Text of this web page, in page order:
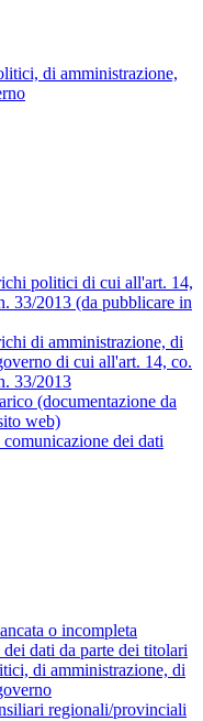
di amministrazione,
politici di cui all'art. 14,
33/2013 (da pubblicare in
di amministrazione, di
di cui all'art. 14, co.
33/2013
(documentazione da
web)
dei dati
o incompleta
dati da parte dei titolari
di amministrazione, di
regionali/provinciali